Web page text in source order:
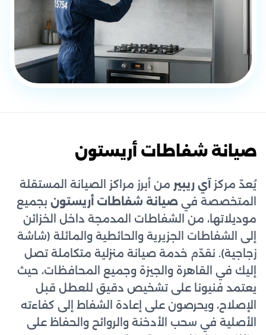
صيانة شفاطات أريستون
يُعدّ مركز آي ريبير من أبرز مراكز الصيانة المستقلة
المتخصصة في صيانة شفاطات أريستون بجميع
موديلاتها، من الشفاطات المدمجة داخل الخزائن
إلى الشفاطات الجزيرية والحائطية والمائلة (شاشة
زجاجية). نقدّم خدمة صيانة منزلية متكاملة تصل
إليك في القاهرة والجيزة وجميع المحافظات، حيث
يعتمد فنيونا على تشخيص دقيق للعطل قبل
الإصلاح، ويحرصون على إعادة الشفاط إلى كفاءته
الأصلية في سحب الأدخنة والروائح والحفاظ على